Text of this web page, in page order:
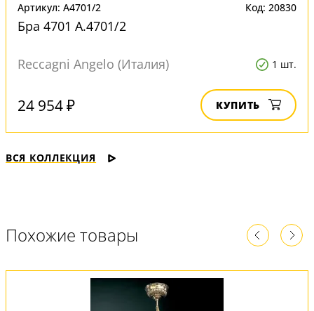
Артикул: A4701/2 Код: 20830
Бра 4701 A.4701/2
Reccagni Angelo (Италия) 1 шт.
24 954 ₽ КУПИТЬ
ВСЯ КОЛЛЕКЦИЯ
Похожие товары